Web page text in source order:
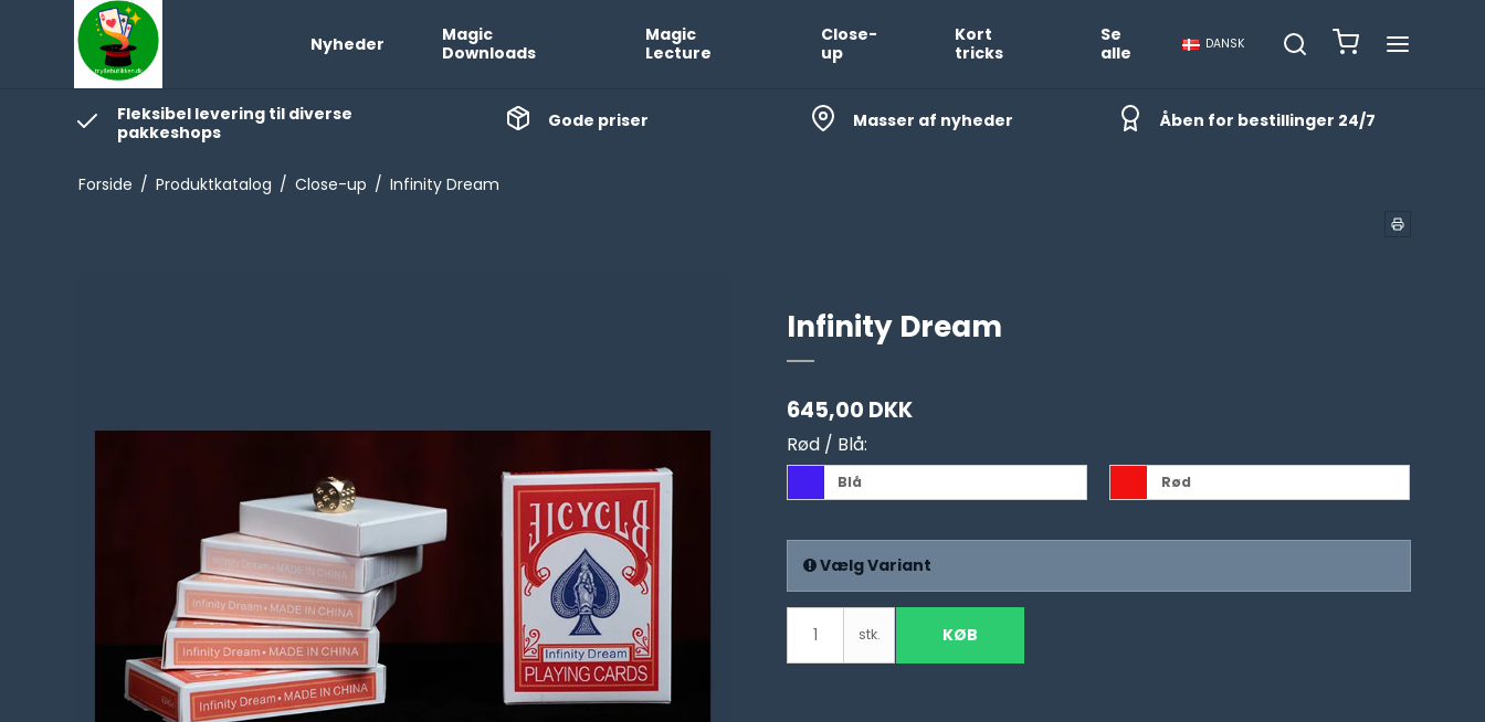
Nyheder
Magic
Downloads
Magic
Lecture
Close-
up
Kort
tricks
Se
alle
DANSK
Fleksibel levering til diverse
pakkeshops
Gode priser Masser af nyheder Åben for bestillinger 24/7
Forside / Produktkatalog / Close-up / Infinity Dream
Infinity Dream
645,00 DKK
Rød / Blå:
Blå Rød
Vælg Variant
stk. KØB